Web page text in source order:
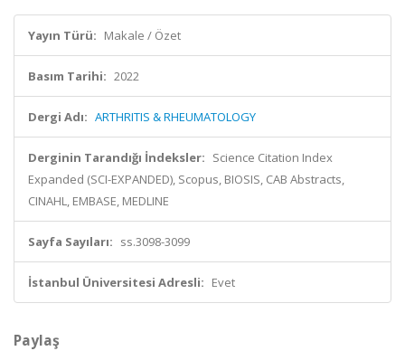
Yayın Türü: Makale / Özet
Basım Tarihi: 2022
Dergi Adı: ARTHRITIS & RHEUMATOLOGY
Derginin Tarandığı İndeksler: Science Citation Index
Expanded (SCI-EXPANDED), Scopus, BIOSIS, CAB Abstracts,
CINAHL, EMBASE, MEDLINE
Sayfa Sayıları: ss.3098-3099
İstanbul Üniversitesi Adresli: Evet
Paylaş